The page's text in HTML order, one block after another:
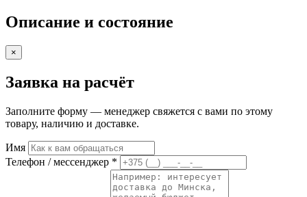
Описание и состояние
×
Заявка на расчёт
Заполните форму — менеджер свяжется с вами по этому
товару, наличию и доставке.
Имя
Телефон / мессенджер *